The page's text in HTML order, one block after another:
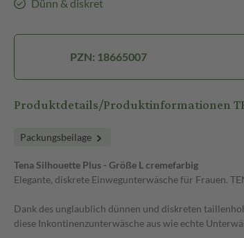
Dünn & diskret
PZN: 18665007
Produktdetails/Produktinformationen
Packungsbeilage
Tena Silhouette Plus - Größe L cremefarbig
Elegante, diskrete Einwegunterwäsche für Frauen.
Dank des unglaublich dünnen und diskreten
diese Inkontinenzunterwäsche aus wie echte